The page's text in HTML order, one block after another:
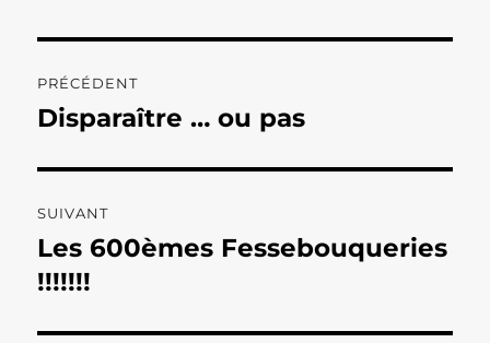
de
PRÉCÉDENT
Publication
Disparaître … ou pas
SUIVANT
Publication
suivante :
Les 600èmes Fessebouqueries
!!!!!!!